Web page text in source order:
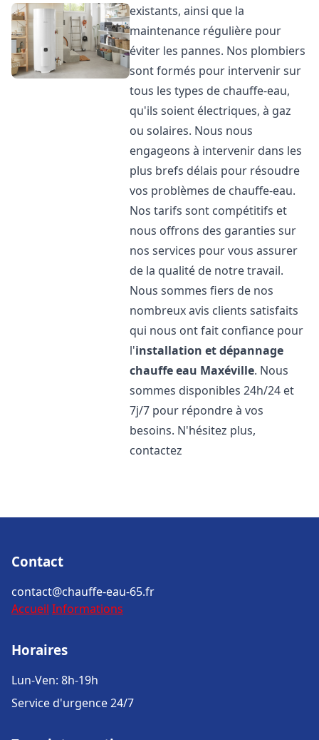
existants, ainsi que la
maintenance régulière pour
éviter les pannes. Nos plombiers
sont formés pour intervenir sur
tous les types de chauffe-eau,
qu'ils soient électriques, à gaz
ou solaires. Nous nous
engageons à intervenir dans les
plus brefs délais pour résoudre
vos problèmes de chauffe-eau.
Nos tarifs sont compétitifs et
nous offrons des garanties sur
nos services pour vous assurer
de la qualité de notre travail.
Nous sommes fiers de nos
nombreux avis clients satisfaits
qui nous ont fait confiance pour
l'installation et dépannage
chauffe eau Maxéville. Nous
sommes disponibles 24h/24 et
7j/7 pour répondre à vos
besoins. N'hésitez plus,
contactez
Contact
contact@chauffe-eau-65.fr
Accueil Informations
Horaires
Lun-Ven: 8h-19h
Service d'urgence 24/7